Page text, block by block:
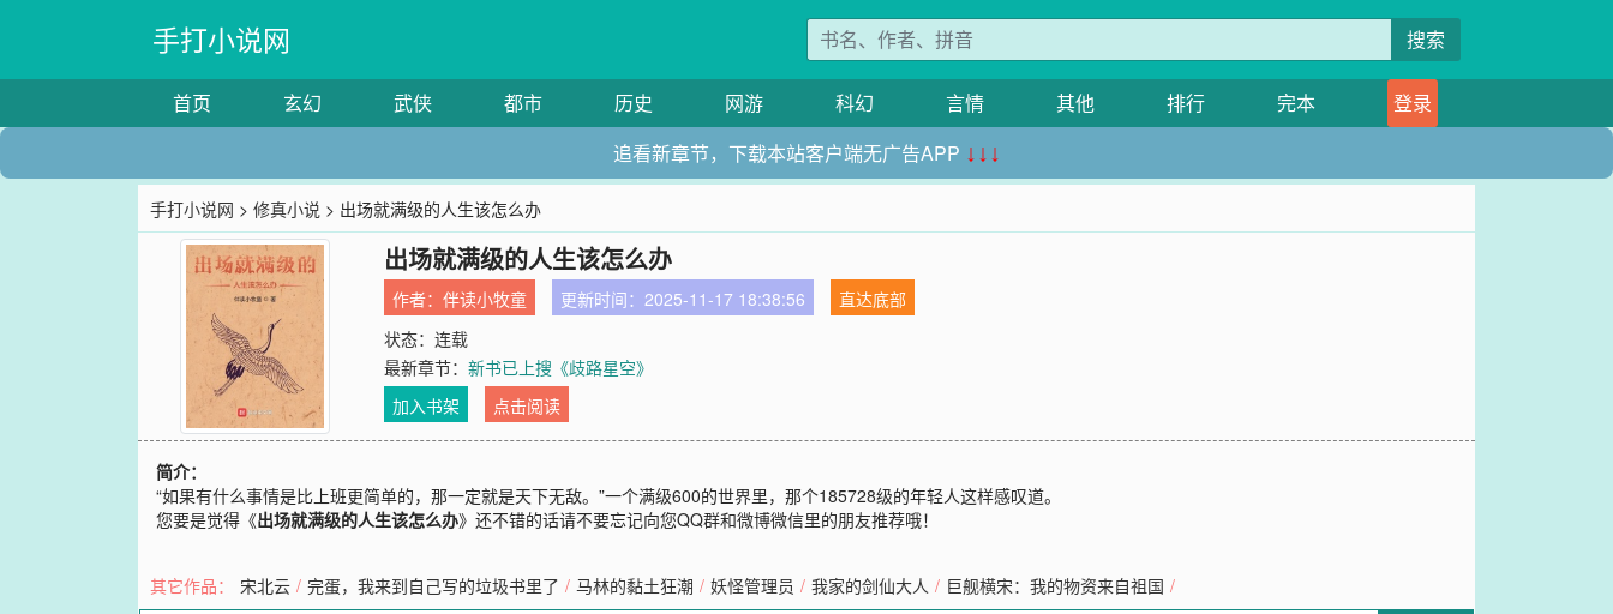
手打小说网 搜索
首页 玄幻 武侠 都市 历史 网游 科幻 言情 其他 排行 完本
登录
追看新章节，下载本站客户端无广告APP ↓↓↓
手打小说网 >修真小说 > 出场就满级的人生该怎么办
出场就满级的人生该怎么办
作者：伴读小牧童 更新时间：2025-11-17 18:38:56
直达底部
状态：连载
最新章节：新书已上搜《歧路星空》
加入书架
点击阅读
简介：
“如果有什么事情是比上班更简单的，那一定就是天下无敌。”一个满级600的世界里，那个185728级的年轻人这样感叹道。
您要是觉得《出场就满级的人生该怎么办》还不错的话请不要忘记向您QQ群和微博微信里的朋友推荐哦！
其它作品： 宋北云 / 完蛋，我来到自己写的垃圾书里了 / 马林的黏土狂潮 / 妖怪管理员 / 我家的剑仙大人 / 巨舰横宋：我的物资来自祖国 /